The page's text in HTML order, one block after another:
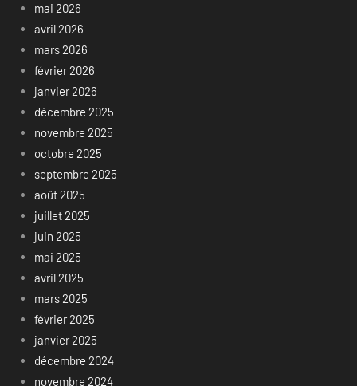
mai 2026
avril 2026
mars 2026
février 2026
janvier 2026
décembre 2025
novembre 2025
octobre 2025
septembre 2025
août 2025
juillet 2025
juin 2025
mai 2025
avril 2025
mars 2025
février 2025
janvier 2025
décembre 2024
novembre 2024